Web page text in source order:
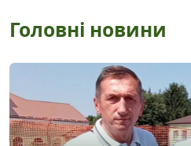
Головні новини